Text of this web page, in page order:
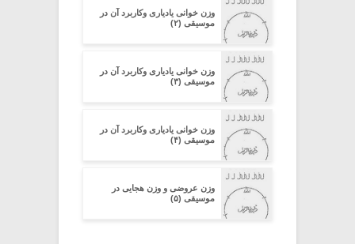
وزن خوانی یادیاری وکاربرد آن در
موسیقی (۲)
وزن خوانی یادیاری وکاربرد آن در
موسیقی (۳)
وزن خوانی یادیاری وکاربرد آن در
موسیقی (۴)
وزن عروضی و وزن هجایی در
موسیقی (۵)